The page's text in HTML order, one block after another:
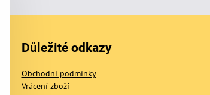
Důležité odkazy
Obchodní podmínky
Vrácení zboží